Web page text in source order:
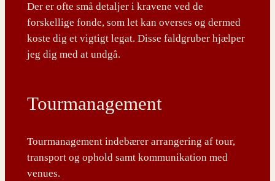
Der er ofte små detaljer i kravene ved de
forskellige fonde, som let kan overses og dermed
koste dig et vigtigt legat. Disse faldgruber hjælper
jeg dig med at undgå.
Tourmanagement
Tourmanagement indebærer arrangering af tour,
transport og ophold samt kommunikation med
venues.